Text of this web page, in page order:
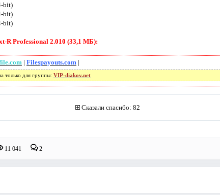
bit)
bit)
bit)
R Professional 2.010 (33,1 МБ):
| Filespayouts.com |
только для группы: VIP-diakov.net
Сказали спасибо: 82
11 041 2